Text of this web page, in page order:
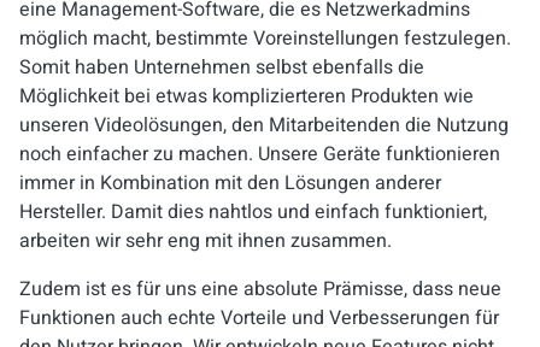
eine Management-Software, die es Netzwerkadmins
möglich macht, bestimmte Voreinstellungen festzulegen.
Somit haben Unternehmen selbst ebenfalls die
Möglichkeit bei etwas komplizierteren Produkten wie
unseren Videolösungen, den Mitarbeitenden die Nutzung
noch einfacher zu machen. Unsere Geräte funktionieren
immer in Kombination mit den Lösungen anderer
Hersteller. Damit dies nahtlos und einfach funktioniert,
arbeiten wir sehr eng mit ihnen zusammen.
Zudem ist es für uns eine absolute Prämisse, dass neue
Funktionen auch echte Vorteile und Verbesserungen für